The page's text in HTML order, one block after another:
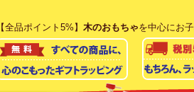
【全品ポイント5%】 木のおもちゃを中心にお